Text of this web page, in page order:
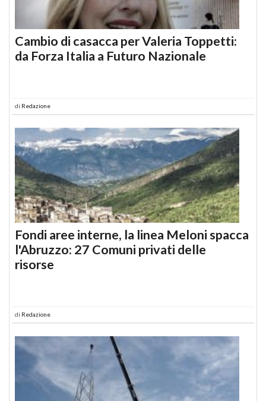
Cambio di casacca per Valeria Toppetti:
da Forza Italia a Futuro Nazionale
di Redazione
Fondi aree interne, la linea Meloni spacca
l'Abruzzo: 27 Comuni privati delle
risorse
di Redazione